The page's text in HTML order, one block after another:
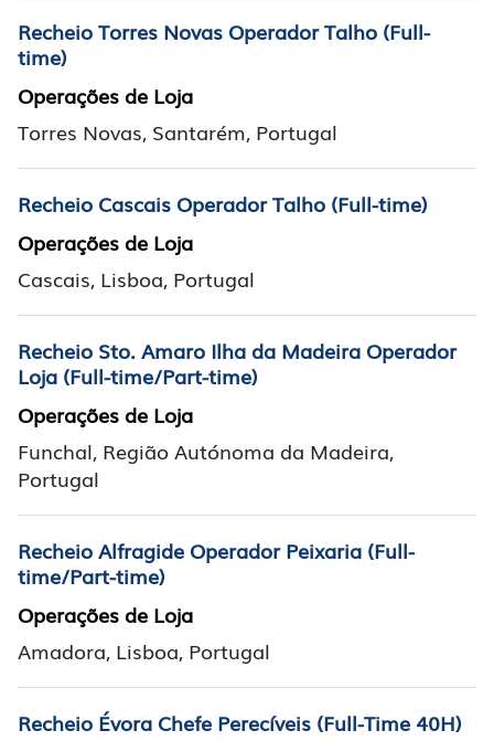
Recheio Torres Novas Operador Talho (Full-
time)
Operações de Loja
Torres Novas, Santarém, Portugal
Recheio Cascais Operador Talho (Full-time)
Operações de Loja
Cascais, Lisboa, Portugal
Recheio Sto. Amaro Ilha da Madeira Operador
Loja (Full-time/Part-time)
Operações de Loja
Funchal, Região Autónoma da Madeira,
Portugal
Recheio Alfragide Operador Peixaria (Full-
time/Part-time)
Operações de Loja
Amadora, Lisboa, Portugal
Recheio Évora Chefe Perecíveis (Full-Time 40H)